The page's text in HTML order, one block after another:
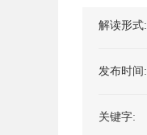
解读形式:
发布时间:
关键字: